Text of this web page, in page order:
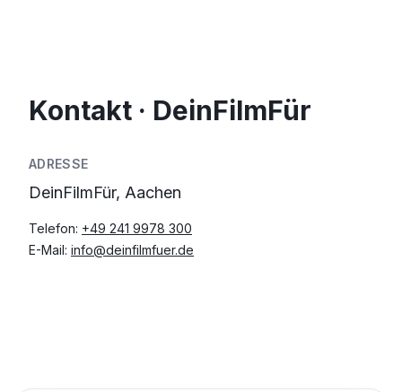
Kontakt · DeinFilmFür
ADRESSE
DeinFilmFür, Aachen
Telefon: +49 241 9978 300
E-Mail: info@deinfilmfuer.de